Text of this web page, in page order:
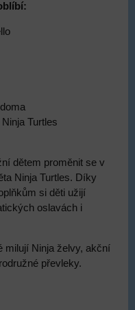
Turtles
dětem proměnit se v
Ninja Turtles. Díky
si děti užijí
oslavách i
milují Ninja želvy, akční
převleky.